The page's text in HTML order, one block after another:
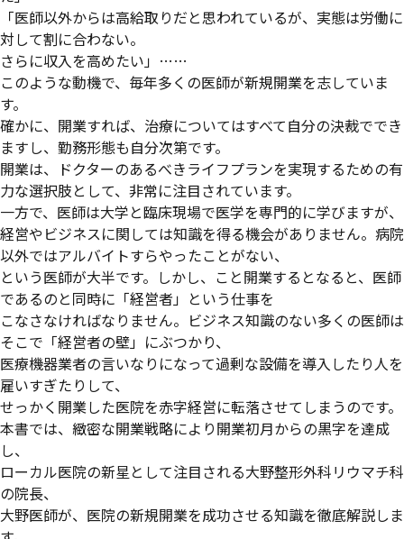
「医師以外からは高給取りだと思われているが、実態は労働に
対して割に合わない。
さらに収入を高めたい」……
このような動機で、毎年多くの医師が新規開業を志していま
す。
確かに、開業すれば、治療についてはすべて自分の決裁ででき
ますし、勤務形態も自分次第です。
開業は、ドクターのあるべきライフプランを実現するための有
力な選択肢として、非常に注目されています。
一方で、医師は大学と臨床現場で医学を専門的に学びますが、
経営やビジネスに関しては知識を得る機会がありません。病院
以外ではアルバイトすらやったことがない、
という医師が大半です。しかし、こと開業するとなると、医師
であるのと同時に「経営者」という仕事を
こなさなければなりません。ビジネス知識のない多くの医師は
そこで「経営者の壁」にぶつかり、
医療機器業者の言いなりになって過剰な設備を導入したり人を
雇いすぎたりして、
せっかく開業した医院を赤字経営に転落させてしまうのです。
本書では、緻密な開業戦略により開業初月からの黒字を達成
し、
ローカル医院の新星として注目される大野整形外科リウマチ科
の院長、
大野医師が、医院の新規開業を成功させる知識を徹底解説しま